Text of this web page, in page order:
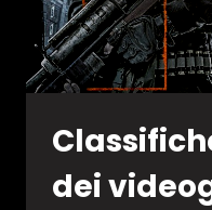
AGOSTO
dei